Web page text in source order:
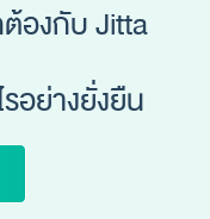
องกับ Jitta
อย่างยั่งยืน